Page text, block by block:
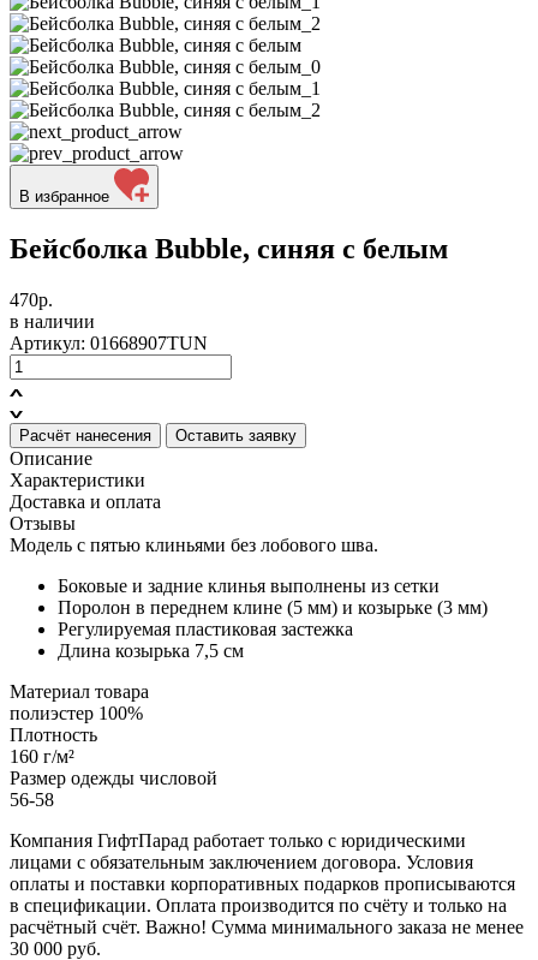
В избранное
Бейсболка Bubble, синяя с белым
470р.
в наличии
Артикул: 01668907TUN
Расчёт нанесения Оставить заявку
Описание
Характеристики
Доставка и оплата
Отзывы
Модель с пятью клиньями без лобового шва.
Боковые и задние клинья выполнены из сетки
Поролон в переднем клине (5 мм) и козырьке (3 мм)
Регулируемая пластиковая застежка
Длина козырька 7,5 см
Материал товара
полиэстер 100%
Плотность
160 г/м²
Размер одежды числовой
56-58
Компания ГифтПарад работает только с юридическими
лицами с обязательным заключением договора. Условия
оплаты и поставки корпоративных подарков прописываются
в спецификации. Оплата производится по счёту и только на
расчётный счёт. Важно! Сумма минимального заказа не менее
30 000 руб.